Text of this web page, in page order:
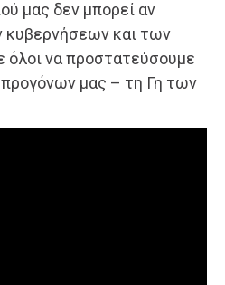
μας δεν μπορεί αν
κυβερνήσεων και των
όλοι να προστατεύσουμε
μας – τη Γη των